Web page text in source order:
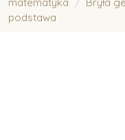
matematyka
Bryła
podstawa